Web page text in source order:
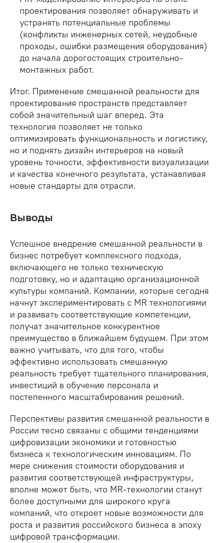
проектирования позволяет обнаруживать и
устранять потенциальные проблемы
(конфликты инженерных сетей, неудобные
проходы, ошибки размещения оборудования)
до начала дорогостоящих строительно-
монтажных работ.
Итог. Применение смешанной реальности для
проектирования пространств представляет
собой значительный шаг вперед. Эта
технология позволяет не только
оптимизировать функциональность и логистику,
но и поднять дизайн интерьеров на новый
уровень точности, эффективности визуализации
и качества конечного результата, устанавливая
новые стандарты для отрасли.
Выводы
Успешное внедрение смешанной реальности в
бизнес потребует комплексного подхода,
включающего не только техническую
подготовку, но и адаптацию организационной
культуры компаний. Компании, которые сегодня
начнут экспериментировать с MR технологиями
и развивать соответствующие компетенции,
получат значительное конкурентное
преимущество в ближайшем будущем. При этом
важно учитывать, что для того, чтобы
эффективно использовать смешанную
реальность требует тщательного планирования,
инвестиций в обучение персонала и
постепенного масштабирования решений.
Перспективы развития смешанной реальности в
России тесно связаны с общими тенденциями
цифровизации экономики и готовностью
бизнеса к технологическим инновациям. По
мере снижения стоимости оборудования и
развития соответствующей инфраструктуры,
вполне может быть, что MR-технологии станут
более доступными для широкого круга
компаний, что откроет новые возможности для
роста и развития российского бизнеса в эпоху
цифровой трансформации.